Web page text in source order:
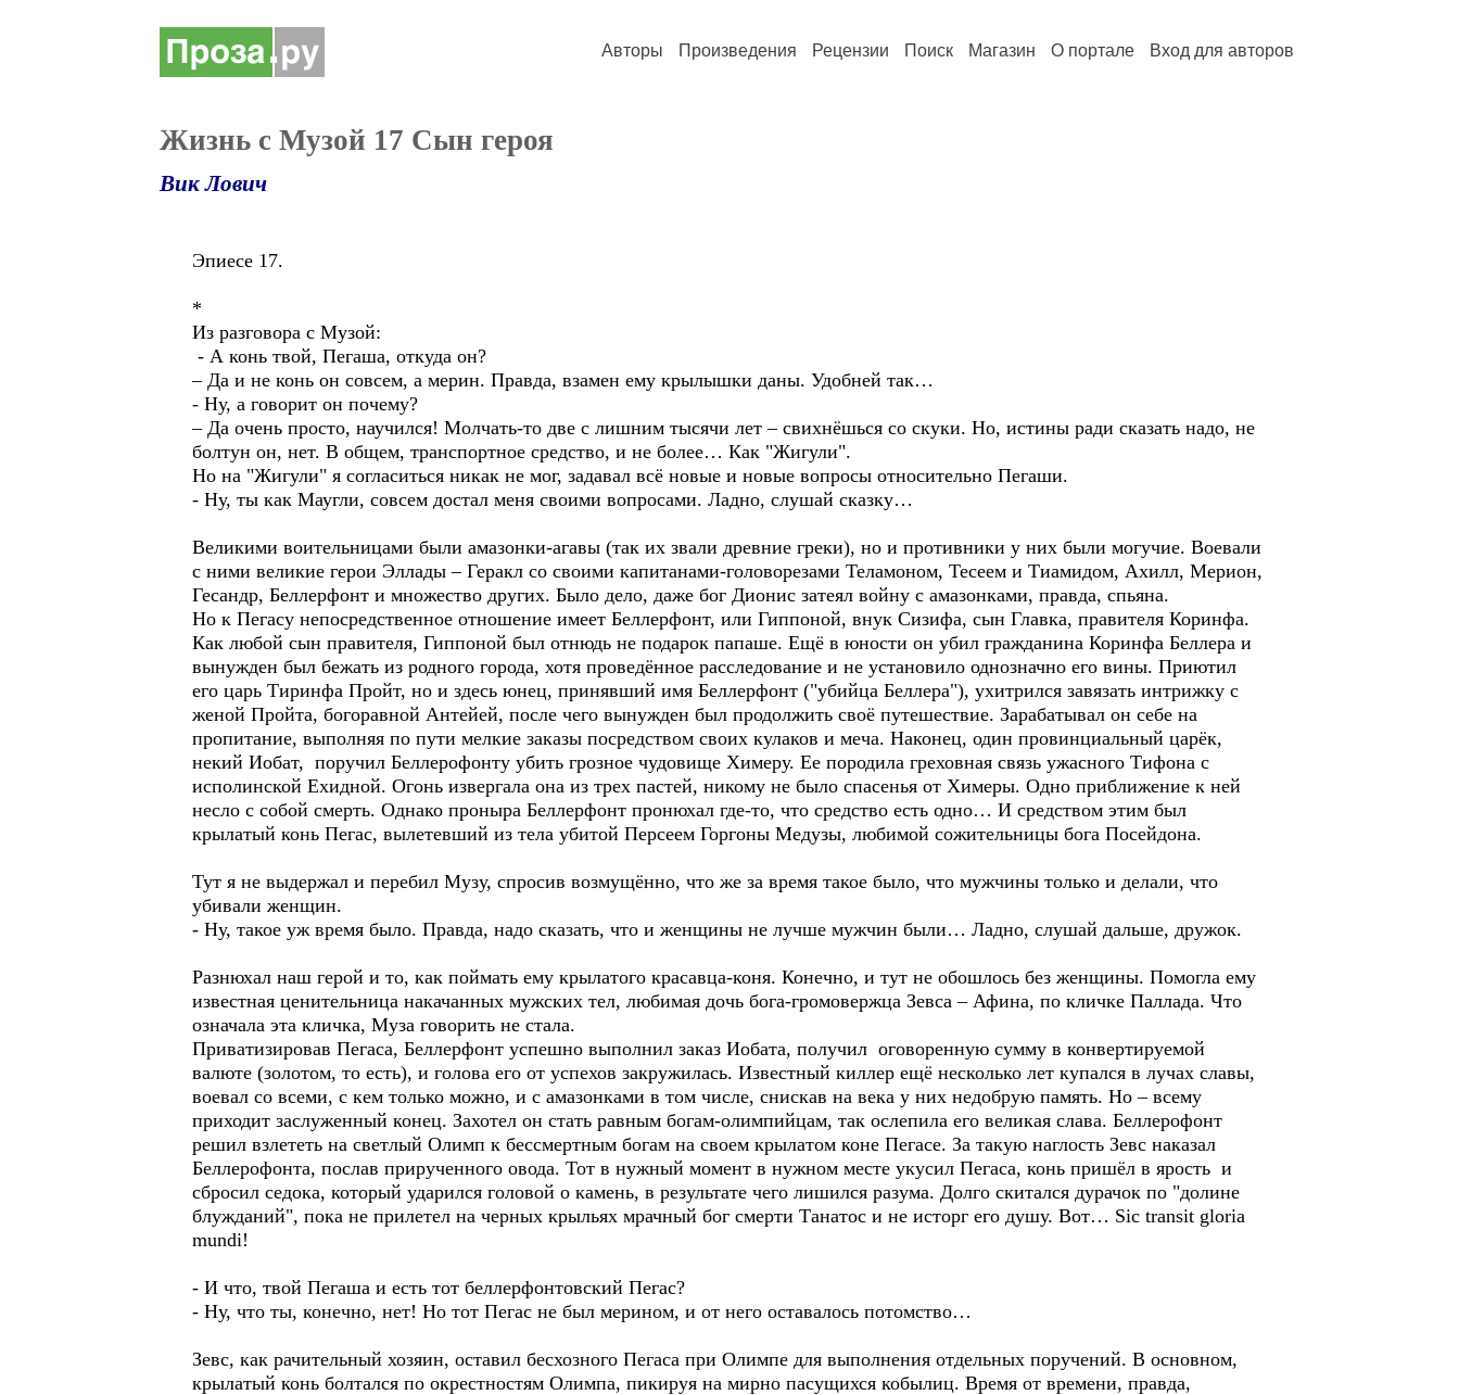
Авторы Произведения Рецензии Поиск Магазин О портале Вход для авторов
Жизнь с Музой 17 Сын героя
Вик Лович
Эпиесе 17.
*
Из разговора с Музой:
- А конь твой, Пегаша, откуда он?
– Да и не конь он совсем, а мерин. Правда, взамен ему крылышки даны. Удобней так…
- Ну, а говорит он почему?
– Да очень просто, научился! Молчать-то две с лишним тысячи лет – свихнёшься со скуки. Но, истины ради сказать надо, не
болтун он, нет. В общем, транспортное средство, и не более… Как "Жигули".
Но на "Жигули" я согласиться никак не мог, задавал всё новые и новые вопросы относительно Пегаши.
- Ну, ты как Маугли, совсем достал меня своими вопросами. Ладно, слушай сказку…
Великими воительницами были амазонки-агавы (так их звали древние греки), но и противники у них были могучие. Воевали
с ними великие герои Эллады – Геракл со своими капитанами-головорезами Теламоном, Тесеем и Тиамидом, Ахилл, Мерион,
Гесандр, Беллерфонт и множество других. Было дело, даже бог Дионис затеял войну с амазонками, правда, спьяна.
Но к Пегасу непосредственное отношение имеет Беллерфонт, или Гиппоной, внук Сизифа, сын Главка, правителя Коринфа.
Как любой сын правителя, Гиппоной был отнюдь не подарок папаше. Ещё в юности он убил гражданина Коринфа Беллера и
вынужден был бежать из родного города, хотя проведённое расследование и не установило однозначно его вины. Приютил
его царь Тиринфа Пройт, но и здесь юнец, принявший имя Беллерфонт ("убийца Беллера"), ухитрился завязать интрижку с
женой Пройта, богоравной Антейей, после чего вынужден был продолжить своё путешествие. Зарабатывал он себе на
пропитание, выполняя по пути мелкие заказы посредством своих кулаков и меча. Наконец, один провинциальный царёк,
некий Иобат, поручил Беллерофонту убить грозное чудовище Химеру. Ее породила греховная связь ужасного Тифона с
исполинской Ехидной. Огонь извергала она из трех пастей, никому не было спасенья от Химеры. Одно приближение к ней
несло с собой смерть. Однако проныра Беллерфонт пронюхал где-то, что средство есть одно… И средством этим был
крылатый конь Пегас, вылетевший из тела убитой Персеем Горгоны Медузы, любимой сожительницы бога Посейдона.
Тут я не выдержал и перебил Музу, спросив возмущённо, что же за время такое было, что мужчины только и делали, что
убивали женщин.
- Ну, такое уж время было. Правда, надо сказать, что и женщины не лучше мужчин были… Ладно, слушай дальше, дружок.
Разнюхал наш герой и то, как поймать ему крылатого красавца-коня. Конечно, и тут не обошлось без женщины. Помогла ему
известная ценительница накачанных мужских тел, любимая дочь бога-громовержца Зевса – Афина, по кличке Паллада. Что
означала эта кличка, Муза говорить не стала.
Приватизировав Пегаса, Беллерфонт успешно выполнил заказ Иобата, получил оговоренную сумму в конвертируемой
валюте (золотом, то есть), и голова его от успехов закружилась. Известный киллер ещё несколько лет купался в лучах славы,
воевал со всеми, с кем только можно, и с амазонками в том числе, снискав на века у них недобрую память. Но – всему
приходит заслуженный конец. Захотел он стать равным богам-олимпийцам, так ослепила его великая слава. Беллерофонт
решил взлететь на светлый Олимп к бессмертным богам на своем крылатом коне Пегасе. За такую наглость Зевс наказал
Беллерофонта, послав прирученного овода. Тот в нужный момент в нужном месте укусил Пегаса, конь пришёл в ярость и
сбросил седока, который ударился головой о камень, в результате чего лишился разума. Долго скитался дурачок по "долине
блужданий", пока не прилетел на черных крыльях мрачный бог смерти Танатос и не исторг его душу. Вот… Sic transit gloria
mundi!
- И что, твой Пегаша и есть тот беллерфонтовский Пегас?
- Ну, что ты, конечно, нет! Но тот Пегас не был мерином, и от него оставалось потомство…
Зевс, как рачительный хозяин, оставил бесхозного Пегаса при Олимпе для выполнения отдельных поручений. В основном,
крылатый конь болтался по окрестностям Олимпа, пикируя на мирно пасущихся кобылиц. Время от времени, правда,